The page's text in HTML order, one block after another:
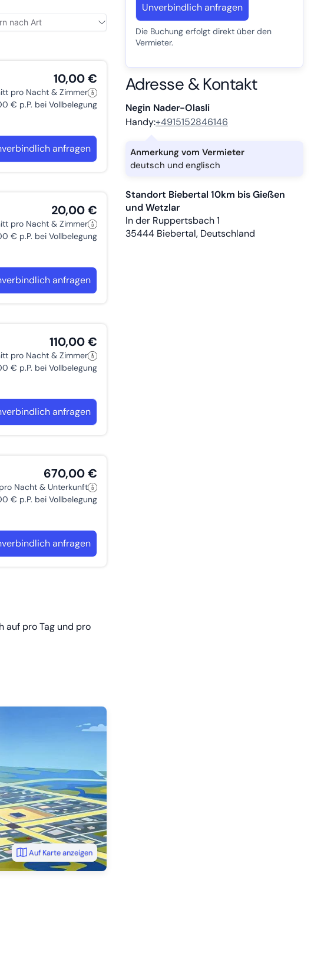
Doppelbett
10,00 €
pro Nacht & Zimmer
€ p.P. bei Vollbelegung
anfragen
20,00 €
pro Nacht & Zimmer
€ p.P. bei Vollbelegung
anfragen
110,00 €
pro Nacht & Zimmer
€ p.P. bei Vollbelegung
anfragen
670,00 €
Nacht & Unterkunft
€ p.P. bei Vollbelegung
anfragen
auf pro Tag und pro
Auf Karte anzeigen
Unverbindlich anfragen
Die Buchung erfolgt direkt über den
Vermieter.
Adresse & Kontakt
Negin Nader-Olasli
Handy:+4915152846146
Anmerkung vom Vermieter
deutsch und englisch
Standort Biebertal 10km bis Gießen
und Wetzlar
In der Ruppertsbach 1
35444 Biebertal, Deutschland